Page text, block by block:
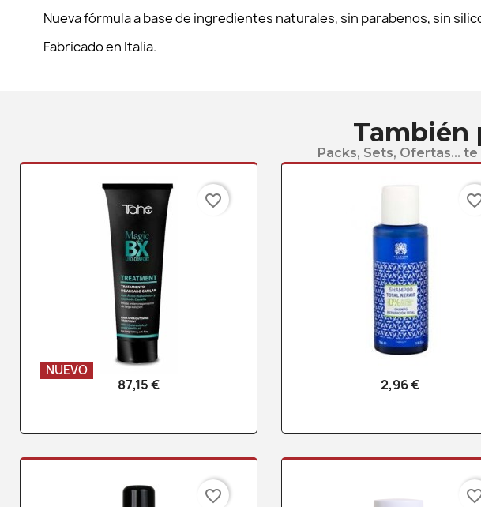
Nueva fórmula a base de ingredientes naturales, sin parabenos, sin
Fabricado en Italia.
También
Packs, Sets, Ofertas...
Vista rápida
87,15 €
NUEVO
favorite_border
Vista rápida
2,96 €
favorite_border